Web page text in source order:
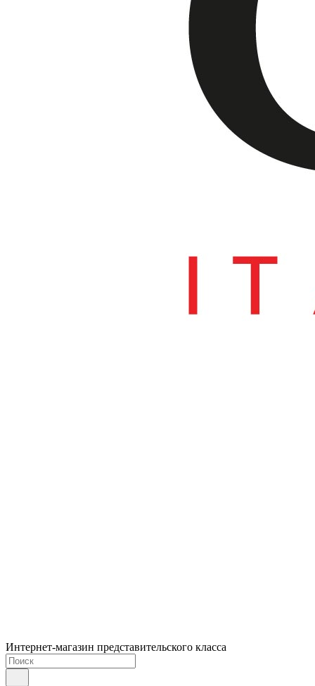
Интернет-магазин представительского класса